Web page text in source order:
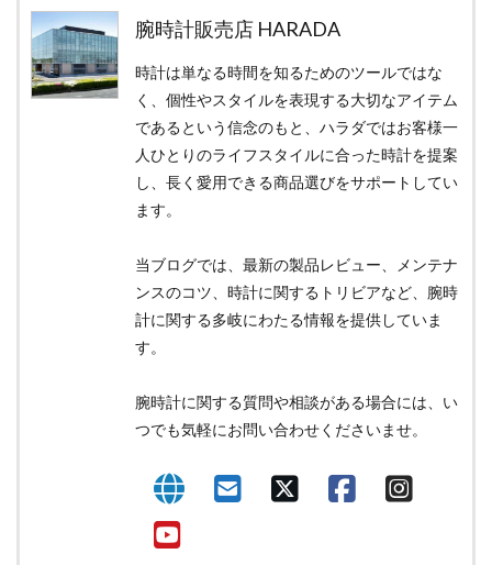
腕時計販売店 HARADA
時計は単なる時間を知るためのツールではな
く、個性やスタイルを表現する大切なアイテム
であるという信念のもと、ハラダではお客様一
人ひとりのライフスタイルに合った時計を提案
し、長く愛用できる商品選びをサポートしてい
ます。
当ブログでは、最新の製品レビュー、メンテナ
ンスのコツ、時計に関するトリビアなど、腕時
計に関する多岐にわたる情報を提供していま
す。
腕時計に関する質問や相談がある場合には、い
つでも気軽にお問い合わせくださいませ。